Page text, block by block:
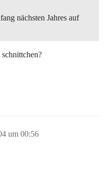
nächsten Jahres auf
um 00:56